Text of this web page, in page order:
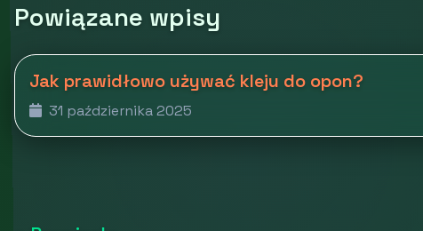
Powiązane wpisy
Jak prawidłowo używać kleju do opon?
31 października 2025